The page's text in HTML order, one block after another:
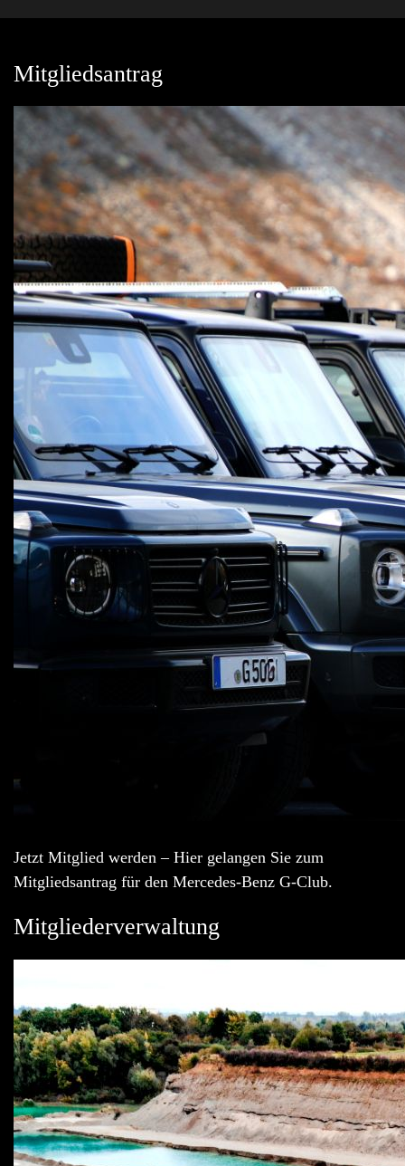
Mitgliedsantrag
Jetzt Mitglied werden – Hier gelangen Sie zum
Mitgliedsantrag für den Mercedes-Benz G-Club.
Mitgliederverwaltung